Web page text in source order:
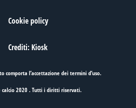
Cookie policy
Crediti: Kiosk
comporta l’accettazione deitermini d’uso.
2020 . Tutti i diritti riservati.